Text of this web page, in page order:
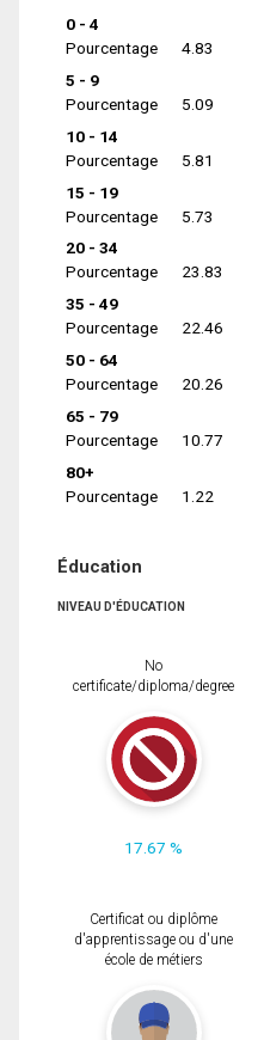
0 - 4
Pourcentage
4.83
5 - 9
Pourcentage
5.09
10 - 14
Pourcentage
5.81
15 - 19
Pourcentage
5.73
20 - 34
Pourcentage
23.83
35 - 49
Pourcentage
22.46
50 - 64
Pourcentage
20.26
65 - 79
Pourcentage
10.77
80+
Pourcentage
1.22
Éducation
NIVEAU D'ÉDUCATION
No
certificate/diploma/degree
17.67 %
Certificat ou diplôme
d'apprentissage ou d'une
école de métiers